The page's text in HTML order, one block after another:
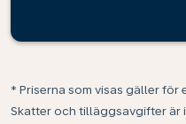
* Priserna som visas gäller för
Skatter och tilläggsavgifter är